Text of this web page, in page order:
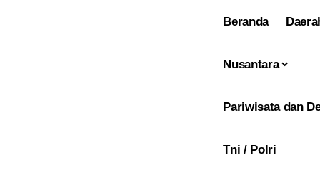
Beranda
Nusantara
Pariwisata dan
Tni / Polri